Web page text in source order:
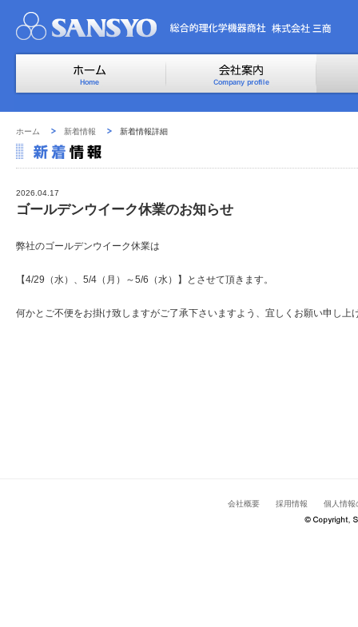
ホーム 新着情報 新着情報詳細
2026.04.17
ゴールデンウイーク休業のお知らせ
弊社のゴールデンウイーク休業は
【4/29（水）、5/4（月）～5/6（水）】とさせて頂きます。
何かとご不便をお掛け致しますがご了承下さいますよう、宜しくお願い申し上
会社概要 採用情報 個人情報